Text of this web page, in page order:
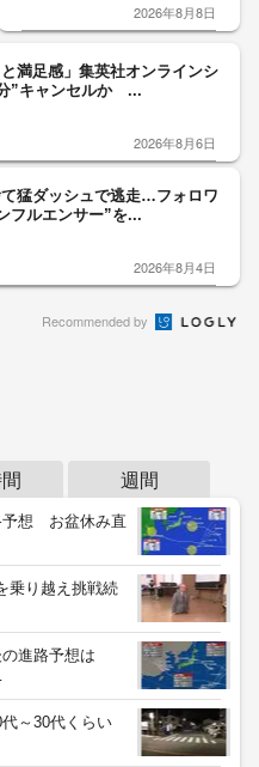
2026年8月8日
と満足感」集英社オンラインシ
”キャンセルか ...
2026年8月6日
猛ダッシュで逃走…フォロワ
フルエンサー”を...
2026年8月4日
Recommended by
週間
予想 お盆休み直
乗り越え挑戦続
の進路予想は
～30代くらい